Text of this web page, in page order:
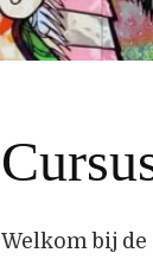
Welkom bij de